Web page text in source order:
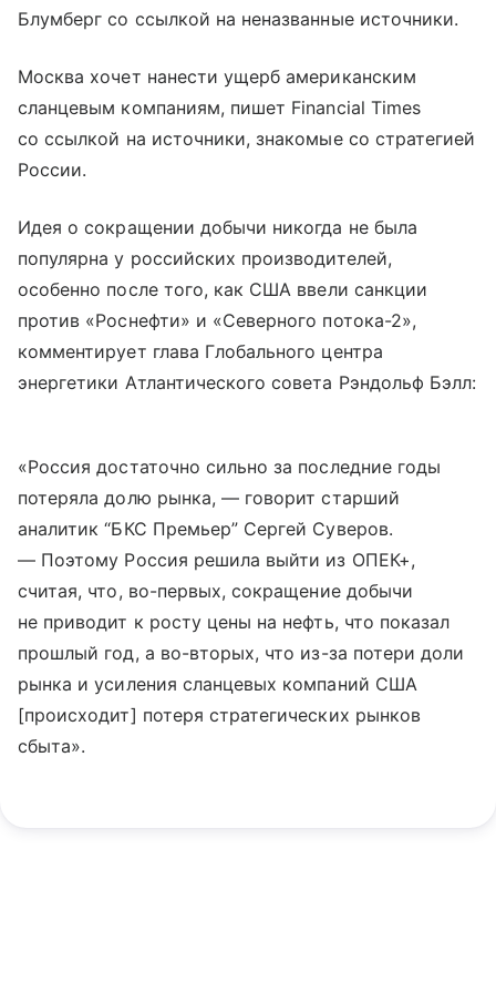
Блумберг со ссылкой на неназванные источники.
Москва хочет нанести ущерб американским
сланцевым компаниям, пишет Financial Times
со ссылкой на источники, знакомые со стратегией
России.
Идея о сокращении добычи никогда не была
популярна у российских производителей,
особенно после того, как США ввели санкции
против «Роснефти» и «Северного потока-2»,
комментирует глава Глобального центра
энергетики Атлантического совета Рэндольф Бэлл:
«Россия достаточно сильно за последние годы
потеряла долю рынка, — говорит старший
аналитик “БКС Премьер” Сергей Суверов.
— Поэтому Россия решила выйти из ОПЕК+,
считая, что, во-первых, сокращение добычи
не приводит к росту цены на нефть, что показал
прошлый год, а во-вторых, что из-за потери доли
рынка и усиления сланцевых компаний США
[происходит] потеря стратегических рынков
сбыта».